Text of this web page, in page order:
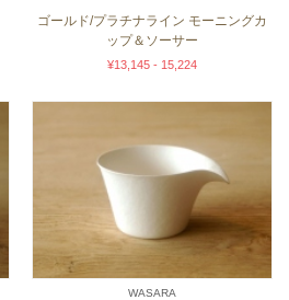
ゴールド/プラチナライン モーニングカ
ップ＆ソーサー
¥13,145 - 15,224
WASARA